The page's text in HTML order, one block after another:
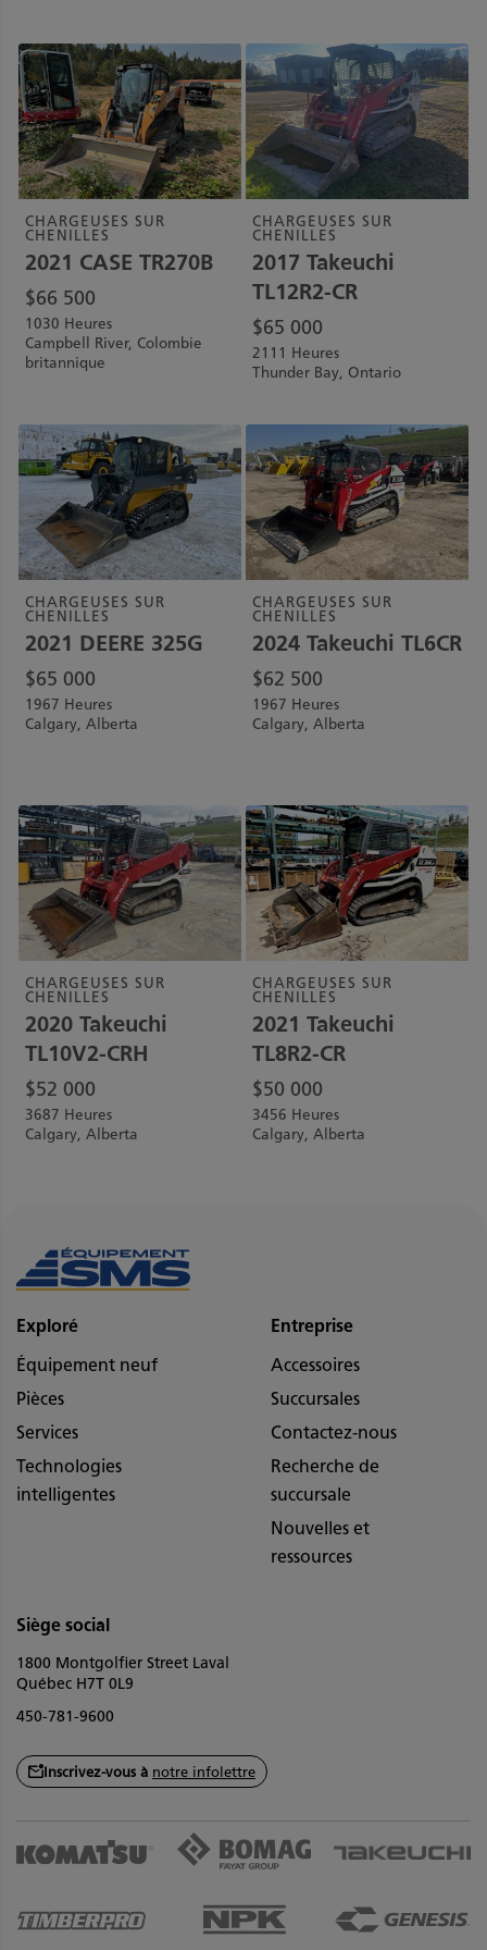
CHARGEUSES SUR
CHENILLES
2021 CASE TR270B
$66 500
1030 Heures
Campbell River, Colombie
britannique
CHARGEUSES SUR
CHENILLES
2017 Takeuchi
TL12R2-CR
$65 000
2111 Heures
Thunder Bay, Ontario
CHARGEUSES SUR
CHENILLES
2021 DEERE 325G
$65 000
1967 Heures
Calgary, Alberta
CHARGEUSES SUR
CHENILLES
2024 Takeuchi TL6CR
$62 500
1967 Heures
Calgary, Alberta
CHARGEUSES SUR
CHENILLES
2020 Takeuchi
TL10V2-CRH
$52 000
3687 Heures
Calgary, Alberta
CHARGEUSES SUR
CHENILLES
2021 Takeuchi
TL8R2-CR
$50 000
3456 Heures
Calgary, Alberta
Exploré
Équipement neuf
Pièces
Services
Technologies
intelligentes
Entreprise
Accessoires
Succursales
Contactez-nous
Recherche de
succursale
Nouvelles et
ressources
Siège social
1800 Montgolfier Street Laval
Québec H7T 0L9
450-781-9600
Inscrivez-vous à notre infolettre